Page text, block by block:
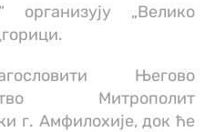
организују „Велико
Његово
Митрополит
г. Амфилохије, док ће